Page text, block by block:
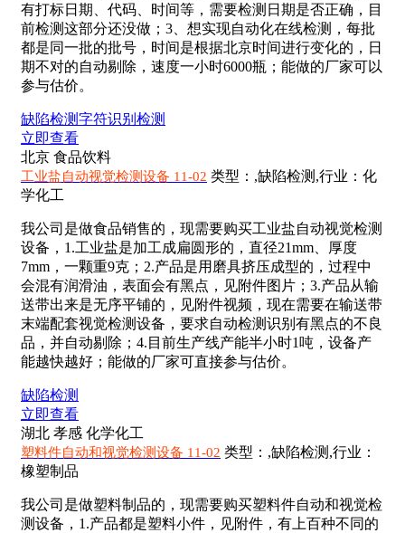
有打标日期、代码、时间等，需要检测日期是否正确，目
前检测这部分还没做；3、想实现自动化在线检测，每批
都是同一批的批号，时间是根据北京时间进行变化的，日
期不对的自动剔除，速度一小时6000瓶；能做的厂家可以
参与估价。
缺陷检测字符识别检测
立即查看
北京 食品饮料
工业盐自动视觉检测设备 11-02 类型：,缺陷检测,行业：化
学化工
我公司是做食品销售的，现需要购买工业盐自动视觉检测
设备，1.工业盐是加工成扁圆形的，直径21mm、厚度
7mm，一颗重9克；2.产品是用磨具挤压成型的，过程中
会混有润滑油，表面会有黑点，见附件图片；3.产品从输
送带出来是无序平铺的，见附件视频，现在需要在输送带
末端配套视觉检测设备，要求自动检测识别有黑点的不良
品，并自动剔除；4.目前生产线产能半小时1吨，设备产
能越快越好；能做的厂家可直接参与估价。
缺陷检测
立即查看
湖北 孝感 化学化工
塑料件自动和视觉检测设备 11-02 类型：,缺陷检测,行业：
橡塑制品
我公司是做塑料制品的，现需要购买塑料件自动和视觉检
测设备，1.产品都是塑料小件，见附件，有上百种不同的